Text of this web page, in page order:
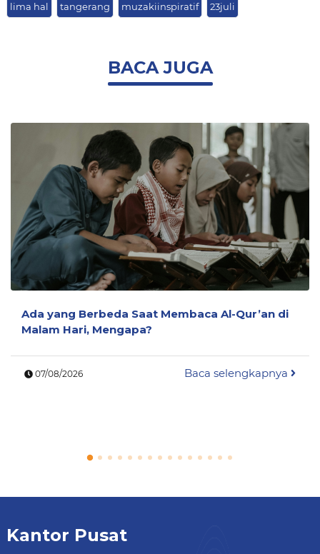
lima hal tangerang muzakiinspiratif 23juli
BACA JUGA
Ada yang Berbeda Saat Membaca Al-Qur’an di
Malam Hari, Mengapa?
07/08/2026 Baca selengkapnya
Kantor Pusat